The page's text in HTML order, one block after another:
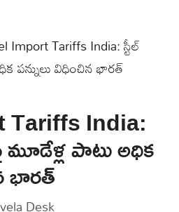
Import Tariffs India: స్టీల్‌
పన్నులు విధించిన భారత్‌
Tariffs India:
మూడేళ్ల పాటు అధిక
భారత్‌
Desk